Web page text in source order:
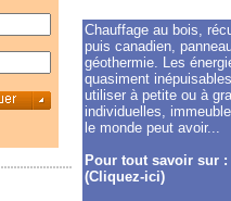
Chauffage au bois,
puis canadien,
géothermie. Les
quasiment
utiliser à petite ou à
individuelles,
le monde peut avoir...
Pour tout savoir sur
(Cliquez-ici)